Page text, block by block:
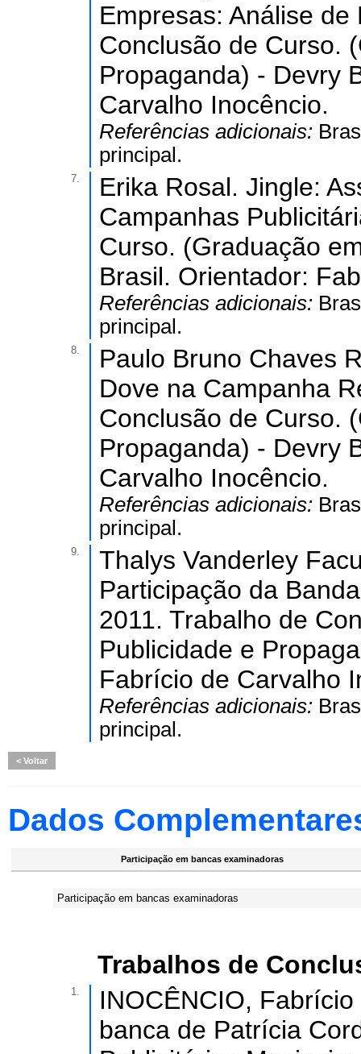
Empresas: Análise
Conclusão de Curso.
Propaganda) - Devry
Carvalho Inocêncio.
Referências adicionais:
principal.
7.
Erika Rosal. Jingle:
Campanhas
Curso. (Graduação
Brasil. Orientador:
Referências adicionais:
principal.
8.
Paulo Bruno Chaves
Dove na Campanha
Conclusão de Curso.
Propaganda) - Devry
Carvalho Inocêncio.
Referências adicionais:
principal.
9.
Thalys Vanderley
Participação da
2011. Trabalho de
Publicidade e
Fabrício de Carvalho
Referências adicionais:
principal.
Voltar
Dados
Participação em bancas examinadoras
Participação em bancas examinadoras
Trabalhos de
1.
INOCÊNCIO,
banca de Patrícia